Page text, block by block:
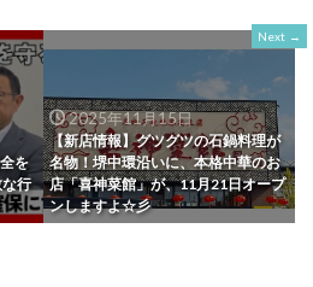
を
行
Next
2025年11月15日
【新店情報】グツグツの石鍋料理が
名物！堺中環沿いに、本格中華のお
店「喜神菜館」が、11月21日オープ
ンしますよ☆彡